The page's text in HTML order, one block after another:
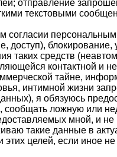
отправление
текстовыми
согласии
доступ),
таких средств
контактной и
тайне,
интимной жизни
я обязуюсь
сообщать ложную или
мной, и
такие данные в
этих целей, если иное